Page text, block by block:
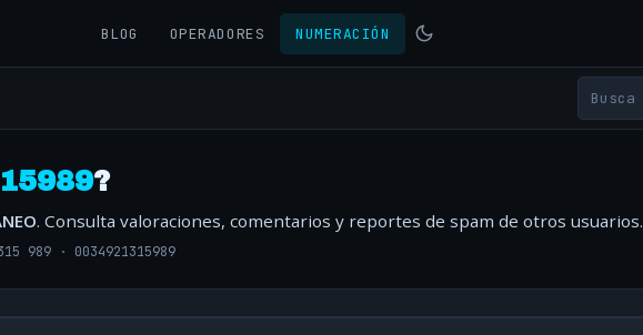
BLOG OPERADORES NUMERACIÓN
?
. Consulta valoraciones, comentarios y reportes de spam de otros usuarios.
989 · 0034921315989